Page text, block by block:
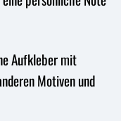
Aufkleber mit
Motiven und